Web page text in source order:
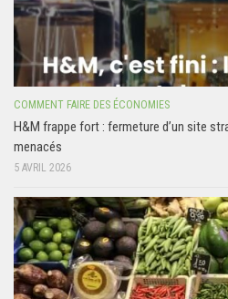
COMMENT FAIRE DES ÉCONOMIES
H&M frappe fort : fermeture d’un site
menacés
5 AVRIL 2026